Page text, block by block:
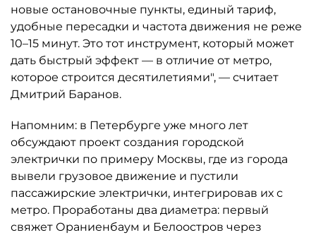
новые остановочные пункты, единый тариф,
удобные пересадки и частота движения не реже
10–15 минут. Это тот инструмент, который может
дать быстрый эффект — в отличие от метро,
которое строится десятилетиями", — считает
Дмитрий Баранов.
Напомним: в Петербурге уже много лет
обсуждают проект создания городской
электрички по примеру Москвы, где из города
вывели грузовое движение и пустили
пассажирские электрички, интегрировав их с
метро. Проработаны два диаметра: первый
свяжет Ораниенбаум и Белоостров через